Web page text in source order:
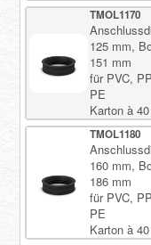
TMOL1170
125 mm,
151 mm
für PVC,
PE
Karton à
TMOL1180
160 mm,
186 mm
für PVC,
PE
Karton à